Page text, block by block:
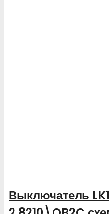
Выключатель